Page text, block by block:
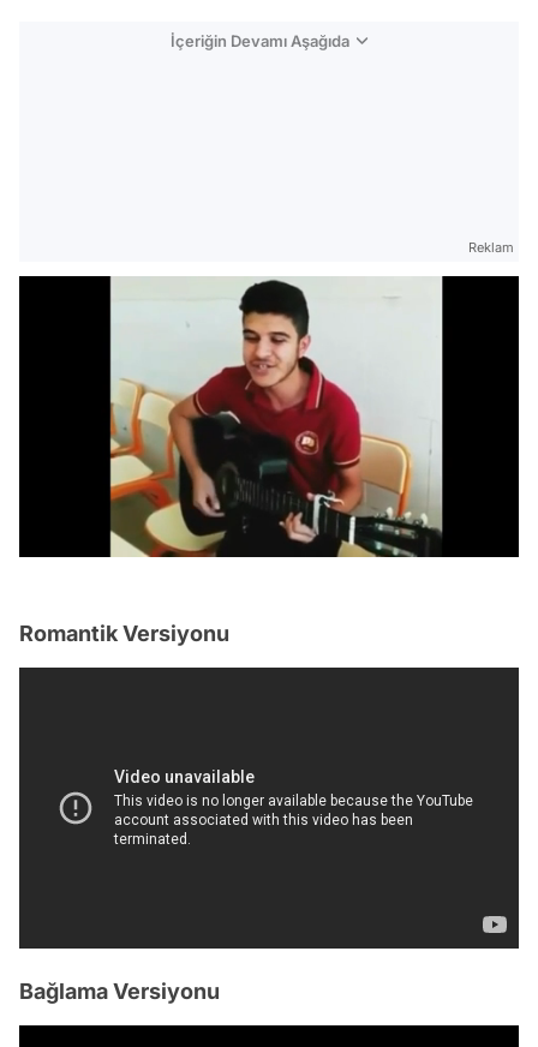
İçeriğin Devamı Aşağıda
Reklam
Romantik Versiyonu
Bağlama Versiyonu